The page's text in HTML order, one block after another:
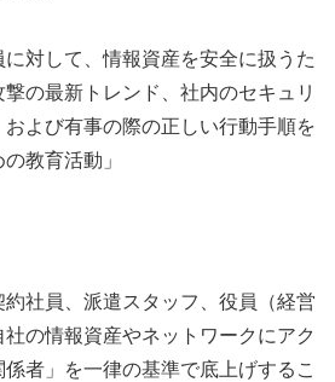
に対して、情報資産を安全に扱うた
の最新トレンド、社内のセキュリ
よび有事の際の正しい行動手順を
教育活動」
社員、派遣スタッフ、役員（経営
の情報資産やネットワークにアク
者」を一律の基準で底上げするこ